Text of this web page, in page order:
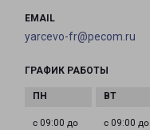
EMAIL
yarcevo-fr@pecom.ru
ГРАФИК РАБОТЫ
с 09:00 до
с 09:00 до